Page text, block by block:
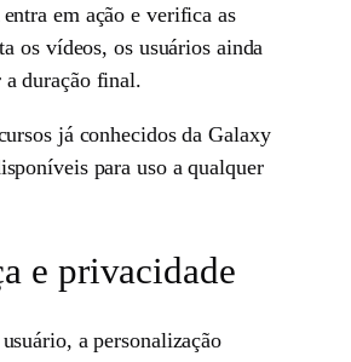
em ação e verifica as
os vídeos, os usuários ainda
a duração final.
já conhecidos da Galaxy
para uso a qualquer
e privacidade
a personalização